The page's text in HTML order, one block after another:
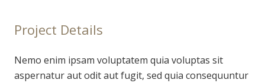
Project Details
Nemo enim ipsam voluptatem quia voluptas sit
aspernatur aut odit aut fugit, sed quia consequuntur